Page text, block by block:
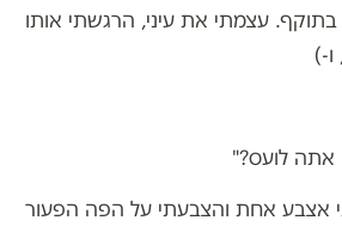
בתוקף. עצמתי את עיני, הרגשתי אותו
)
לועס?"
אצבע אחת והצבעתי על הפה הפעור